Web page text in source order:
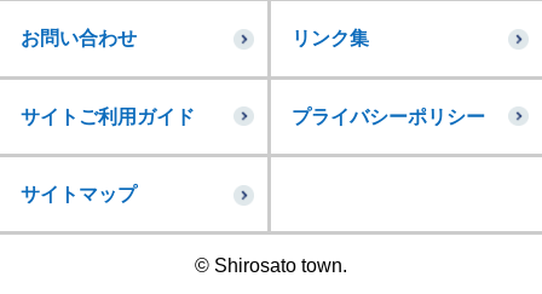
お問い合わせ リンク集
サイトご利用ガイド プライバシーポリシー
サイトマップ
© Shirosato town.